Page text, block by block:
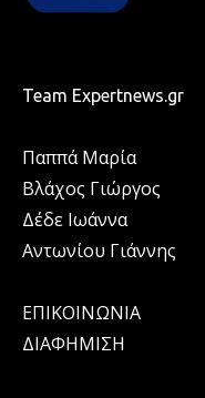
Team Expertnews.gr
Παππά Μαρία
Βλάχος Γιώργος
Δέδε Ιωάννα
Αντωνίου Γιάννης
ΕΠΙΚΟΙΝΩΝΙΑ
ΔΙΑΦΗΜΙΣΗ